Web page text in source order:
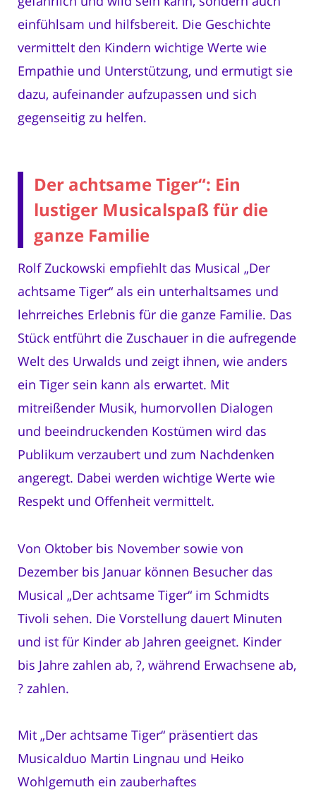
einfühlsam und hilfsbereit. Die Geschichte
vermittelt den Kindern wichtige Werte wie
Empathie und Unterstützung, und ermutigt sie
dazu, aufeinander aufzupassen und sich
gegenseitig zu helfen.
Der achtsame Tiger“: Ein
lustiger Musicalspaß für die
ganze Familie
Rolf Zuckowski empfiehlt das Musical „Der
achtsame Tiger“ als ein unterhaltsames und
lehrreiches Erlebnis für die ganze Familie. Das
Stück entführt die Zuschauer in die aufregende
Welt des Urwalds und zeigt ihnen, wie anders
ein Tiger sein kann als erwartet. Mit
mitreißender Musik, humorvollen Dialogen
und beeindruckenden Kostümen wird das
Publikum verzaubert und zum Nachdenken
angeregt. Dabei werden wichtige Werte wie
Respekt und Offenheit vermittelt.
Von Oktober bis November sowie von
Dezember bis Januar können Besucher das
Musical „Der achtsame Tiger“ im Schmidts
Tivoli sehen. Die Vorstellung dauert Minuten
und ist für Kinder ab Jahren geeignet. Kinder
bis Jahre zahlen ab, ?, während Erwachsene ab,
? zahlen.
Mit „Der achtsame Tiger“ präsentiert das
Musicalduo Martin Lingnau und Heiko
Wohlgemuth ein zauberhaftes